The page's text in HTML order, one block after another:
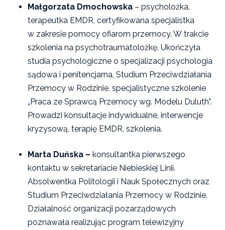
Małgorzata Dmochowska – psycholożka,
terapeutka EMDR, certyfikowana specjalistka
w zakresie pomocy ofiarom przemocy. W trakcie
szkolenia na psychotraumatolożkę. Ukończyła
studia psychologiczne o specjalizacji psychologia
sądowa i penitencjarna, Studium Przeciwdziałania
Przemocy w Rodzinie, specjalistyczne szkolenie
„Praca ze Sprawcą Przemocy wg. Modelu Duluth".
Prowadzi konsultacje indywidualne, interwencje
kryzysową, terapię EMDR, szkolenia.
Marta Duńska – konsultantka pierwszego
kontaktu w sekretariacie Niebieskiej Linii.
Absolwentka Politologii i Nauk Społecznych oraz
Studium Przeciwdziałania Przemocy w Rodzinie.
Działalność organizacji pozarządowych
poznawała realizując program telewizyjny